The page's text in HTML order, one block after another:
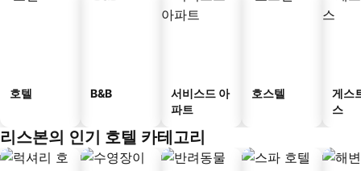
호텔 B&B
서비스드 아
파트
호스텔
게스
스
리스본의 인기 호텔 카테고리